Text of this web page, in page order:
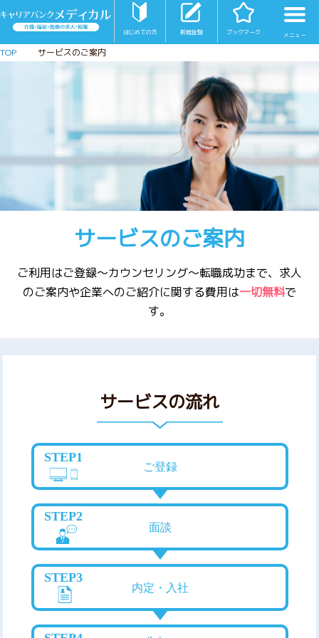
北海道のお仕事さがしはキャリアバンク
はじめての方 新規登録 ブックマーク
TOP サービスのご案内
サービスのご案内
ご利用はご登録～カウンセリング～転職成功まで、 求人
のご案内や企業へのご紹介に関する費用は一切無料で
す。
サービスの流れ